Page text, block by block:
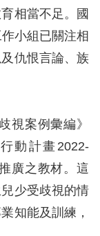
相當不足。國
小組已關注相
仇恨言論、族
視案例彙編》
動計畫2022-
廣之教材。這
少受歧視的情
知能及訓練，